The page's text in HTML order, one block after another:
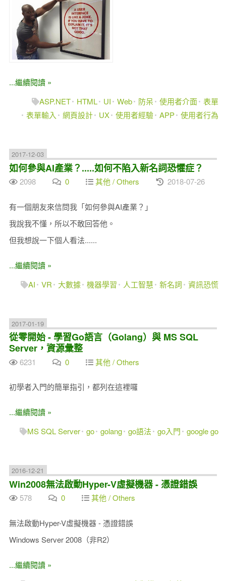
...繼續閱讀 »
ASP.NET
HTML UI Web 防呆 使用者介面 表單
表單輸入
網頁設計 UX 使用者經驗 APP 使用者行為
2017-12-03
如何參與AI產業？.....如何不陷入新名詞恐懼症？
2098 0 其他 / Others 2018-07-26
有一個朋友來信問我「如何參與AI產業？」
我說我不懂，所以不敢回答他。
但我想說一下個人看法......
...繼續閱讀 »
AI
VR 大數據 機器學習 人工智慧 新名詞 資訊恐慌
2017-01-19
從零開始 - 學習Go語言（Golang）與 MS SQL
Server，資源彙整
6231 0 其他 / Others
初學者入門的簡單指引，都列在這裡囉
...繼續閱讀 »
MS SQL Server go golang go語法 go入門 google go
2016-12-21
Win2008無法啟動Hyper-V虛擬機器 - 憑證錯誤
578 0 其他 / Others
無法啟動Hyper-V虛擬機器 - 憑證錯誤
Windows Server 2008（非R2）
...繼續閱讀 »